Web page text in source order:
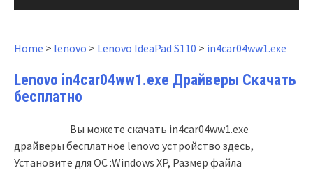
Home > lenovo > Lenovo IdeaPad S110 > in4car04ww1.exe
Lenovo in4car04ww1.exe Драйверы Скачать
бесплатно
Вы можете скачать in4car04ww1.exe
драйверы бесплатное lenovo устройство здесь,
Установите для ОС :Windows XP, Размер файла